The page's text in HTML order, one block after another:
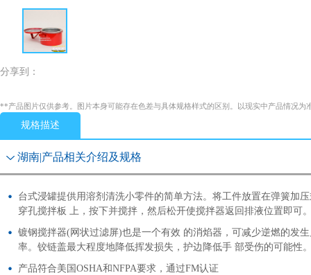
分享到：
**产品图片仅供参考。图片本身可能存在色差与具体规格样式的区别。以现实中产品情况为
规格描述
湖南|产品相关介绍及规格
台式浸罐提供用溶剂清洗小零件的简单方法。将工件放置在弹簧加
穿孔搅拌板 上，按下并搅拌，然后松开使搅拌器返回排液位置即可
镀钢搅拌器(网状过滤屏)也是一个有效 的消焰器，可减少逆燃的发
率。铰链盖最大程度地降低挥发损失，护边降低手 部受伤的可能性
产品符合美国OSHA和NFPA要求，通过FM认证